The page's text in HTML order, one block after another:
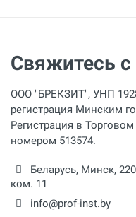
Насадка на миксер
Вес смешиваемой
120 кг
Свяжитесь
ООО "БРЕКЗИТ", УНП
регистрация Минским
Регистрация в
номером 513574.
Беларусь, Минск,
ком. 11
info@prof-inst.by